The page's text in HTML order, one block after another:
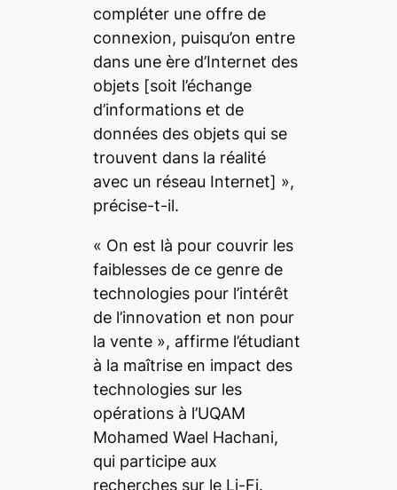
compléter une offre de
connexion, puisqu’on entre
dans une ère d’Internet des
objets[soit l’échange
d’informations et de
données des objets qui se
trouvent dans la réalité
avec un réseau Internet] »,
précise-t-il.
« On est là pour couvrir les
faiblesses de ce genre de
technologies pour l’intérêt
de l’innovation et non pour
la vente », affirme l’étudiant
à la maîtrise en impact des
technologies sur les
opérations à l’UQAM
Mohamed Wael Hachani,
qui participe aux
recherches sur le Li-Fi.